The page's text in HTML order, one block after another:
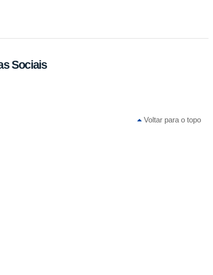
Sociais
Voltar para o topo